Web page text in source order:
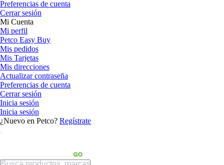
Preferencias de cuenta
Cerrar sesión
Mi Cuenta
Mi perfil
Petco Easy Buy
Mis pedidos
Mis Tarjetas
Mis direcciones
Actualizar contraseña
Preferencias de cuenta
Cerrar sesión
Inicia sesión
Inicia sesión
¿Nuevo en Petco? Regístrate